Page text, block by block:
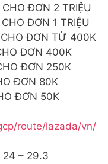
ĐƠN 2 TRIỆU
ĐƠN 1 TRIỆU
CHO ĐƠN TỪ 400K
ĐƠN 400K
ĐƠN 250K
ĐƠN 80K
ĐƠN 50K
route/lazada/vn/
– 29.3